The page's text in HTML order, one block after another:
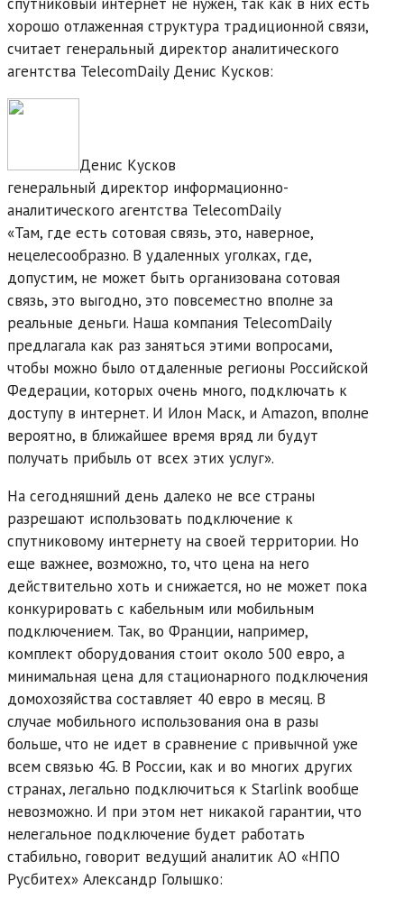
хорошо отлаженная структура традиционной связи,
считает генеральный директор аналитического
агентства TelecomDaily Денис Кусков:
Денис Кусков
генеральный директор информационно-
аналитического агентства TelecomDaily
«Там, где есть сотовая связь, это, наверное,
нецелесообразно. В удаленных уголках, где,
допустим, не может быть организована сотовая
связь, это выгодно, это повсеместно вполне за
реальные деньги. Наша компания TelecomDaily
предлагала как раз заняться этими вопросами,
чтобы можно было отдаленные регионы Российской
Федерации, которых очень много, подключать к
доступу в интернет. И Илон Маск, и Amazon, вполне
вероятно, в ближайшее время вряд ли будут
получать прибыль от всех этих услуг».
На сегодняшний день далеко не все страны
разрешают использовать подключение к
спутниковому интернету на своей территории. Но
еще важнее, возможно, то, что цена на него
действительно хоть и снижается, но не может пока
конкурировать с кабельным или мобильным
подключением. Так, во Франции, например,
комплект оборудования стоит около 500 евро, а
минимальная цена для стационарного подключения
домохозяйства составляет 40 евро в месяц. В
случае мобильного использования она в разы
больше, что не идет в сравнение с привычной уже
всем связью 4G. В России, как и во многих других
странах, легально подключиться к Starlink вообще
невозможно. И при этом нет никакой гарантии, что
нелегальное подключение будет работать
стабильно, говорит ведущий аналитик АО «НПО
Русбитех» Александр Голышко: